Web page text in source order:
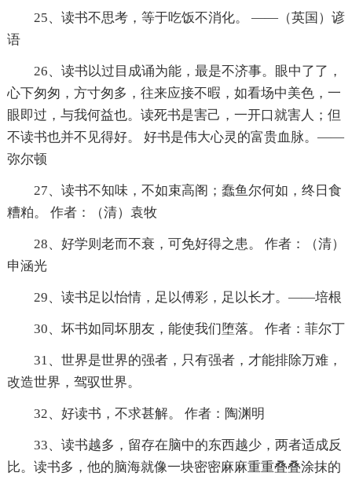
25、读书不思考，等于吃饭不消化。 ——（英国）谚
语
26、读书以过目成诵为能，最是不济事。眼中了了，
心下匆匆，方寸匆多，往来应接不暇，如看场中美色，一
眼即过，与我何益也。读死书是害己，一开口就害人；但
不读书也并不见得好。 好书是伟大心灵的富贵血脉。——
弥尔顿
27、读书不知味，不如束高阁；蠢鱼尔何如，终日食
糟粕。 作者：（清）袁牧
28、好学则老而不衰，可免好得之患。 作者：（清）
申涵光
29、读书足以怡情，足以傅彩，足以长才。——培根
30、坏书如同坏朋友，能使我们堕落。 作者：菲尔丁
31、世界是世界的强者，只有强者，才能排除万难，
改造世界，驾驭世界。
32、好读书，不求甚解。 作者：陶渊明
33、读书越多，留存在脑中的东西越少，两者适成反
比。读书多，他的脑海就像一块密密麻麻重重叠叠涂抹的